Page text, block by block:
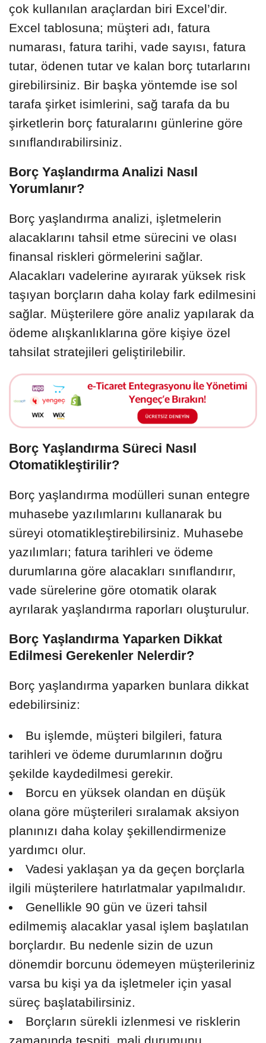
çok kullanılan araçlardan biri Excel’dir.
Excel tablosuna; müşteri adı, fatura
numarası, fatura tarihi, vade sayısı, fatura
tutar, ödenen tutar ve kalan borç tutarlarını
girebilirsiniz. Bir başka yöntemde ise sol
tarafa şirket isimlerini, sağ tarafa da bu
şirketlerin borç faturalarını günlerine göre
sınıflandırabilirsiniz.
Borç Yaşlandırma Analizi Nasıl
Yorumlanır?
Borç yaşlandırma analizi, işletmelerin
alacaklarını tahsil etme sürecini ve olası
finansal riskleri görmelerini sağlar.
Alacakları vadelerine ayırarak yüksek risk
taşıyan borçların daha kolay fark edilmesini
sağlar. Müşterilere göre analiz yapılarak da
ödeme alışkanlıklarına göre kişiye özel
tahsilat stratejileri geliştirilebilir.
Borç Yaşlandırma Süreci Nasıl
Otomatikleştirilir?
Borç yaşlandırma modülleri sunan entegre
muhasebe yazılımlarını kullanarak bu
süreyi otomatikleştirebilirsiniz. Muhasebe
yazılımları; fatura tarihleri ve ödeme
durumlarına göre alacakları sınıflandırır,
vade sürelerine göre otomatik olarak
ayrılarak yaşlandırma raporları oluşturulur.
Borç Yaşlandırma Yaparken Dikkat
Edilmesi Gerekenler Nelerdir?
Borç yaşlandırma yaparken bunlara dikkat
edebilirsiniz:
Bu işlemde, müşteri bilgileri, fatura
tarihleri ve ödeme durumlarının doğru
şekilde kaydedilmesi gerekir.
Borcu en yüksek olandan en düşük
olana göre müşterileri sıralamak aksiyon
planınızı daha kolay şekillendirmenize
yardımcı olur.
Vadesi yaklaşan ya da geçen borçlarla
ilgili müşterilere hatırlatmalar yapılmalıdır.
Genellikle 90 gün ve üzeri tahsil
edilmemiş alacaklar yasal işlem başlatılan
borçlardır. Bu nedenle sizin de uzun
dönemdir borcunu ödemeyen müşterileriniz
varsa bu kişi ya da işletmeler için yasal
süreç başlatabilirsiniz.
Borçların sürekli izlenmesi ve risklerin
zamanında tespiti, mali durumunu